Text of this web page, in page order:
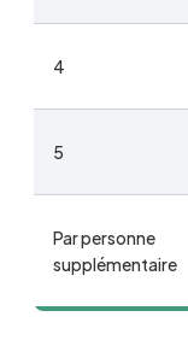
4
5
Par personne
supplémentaire